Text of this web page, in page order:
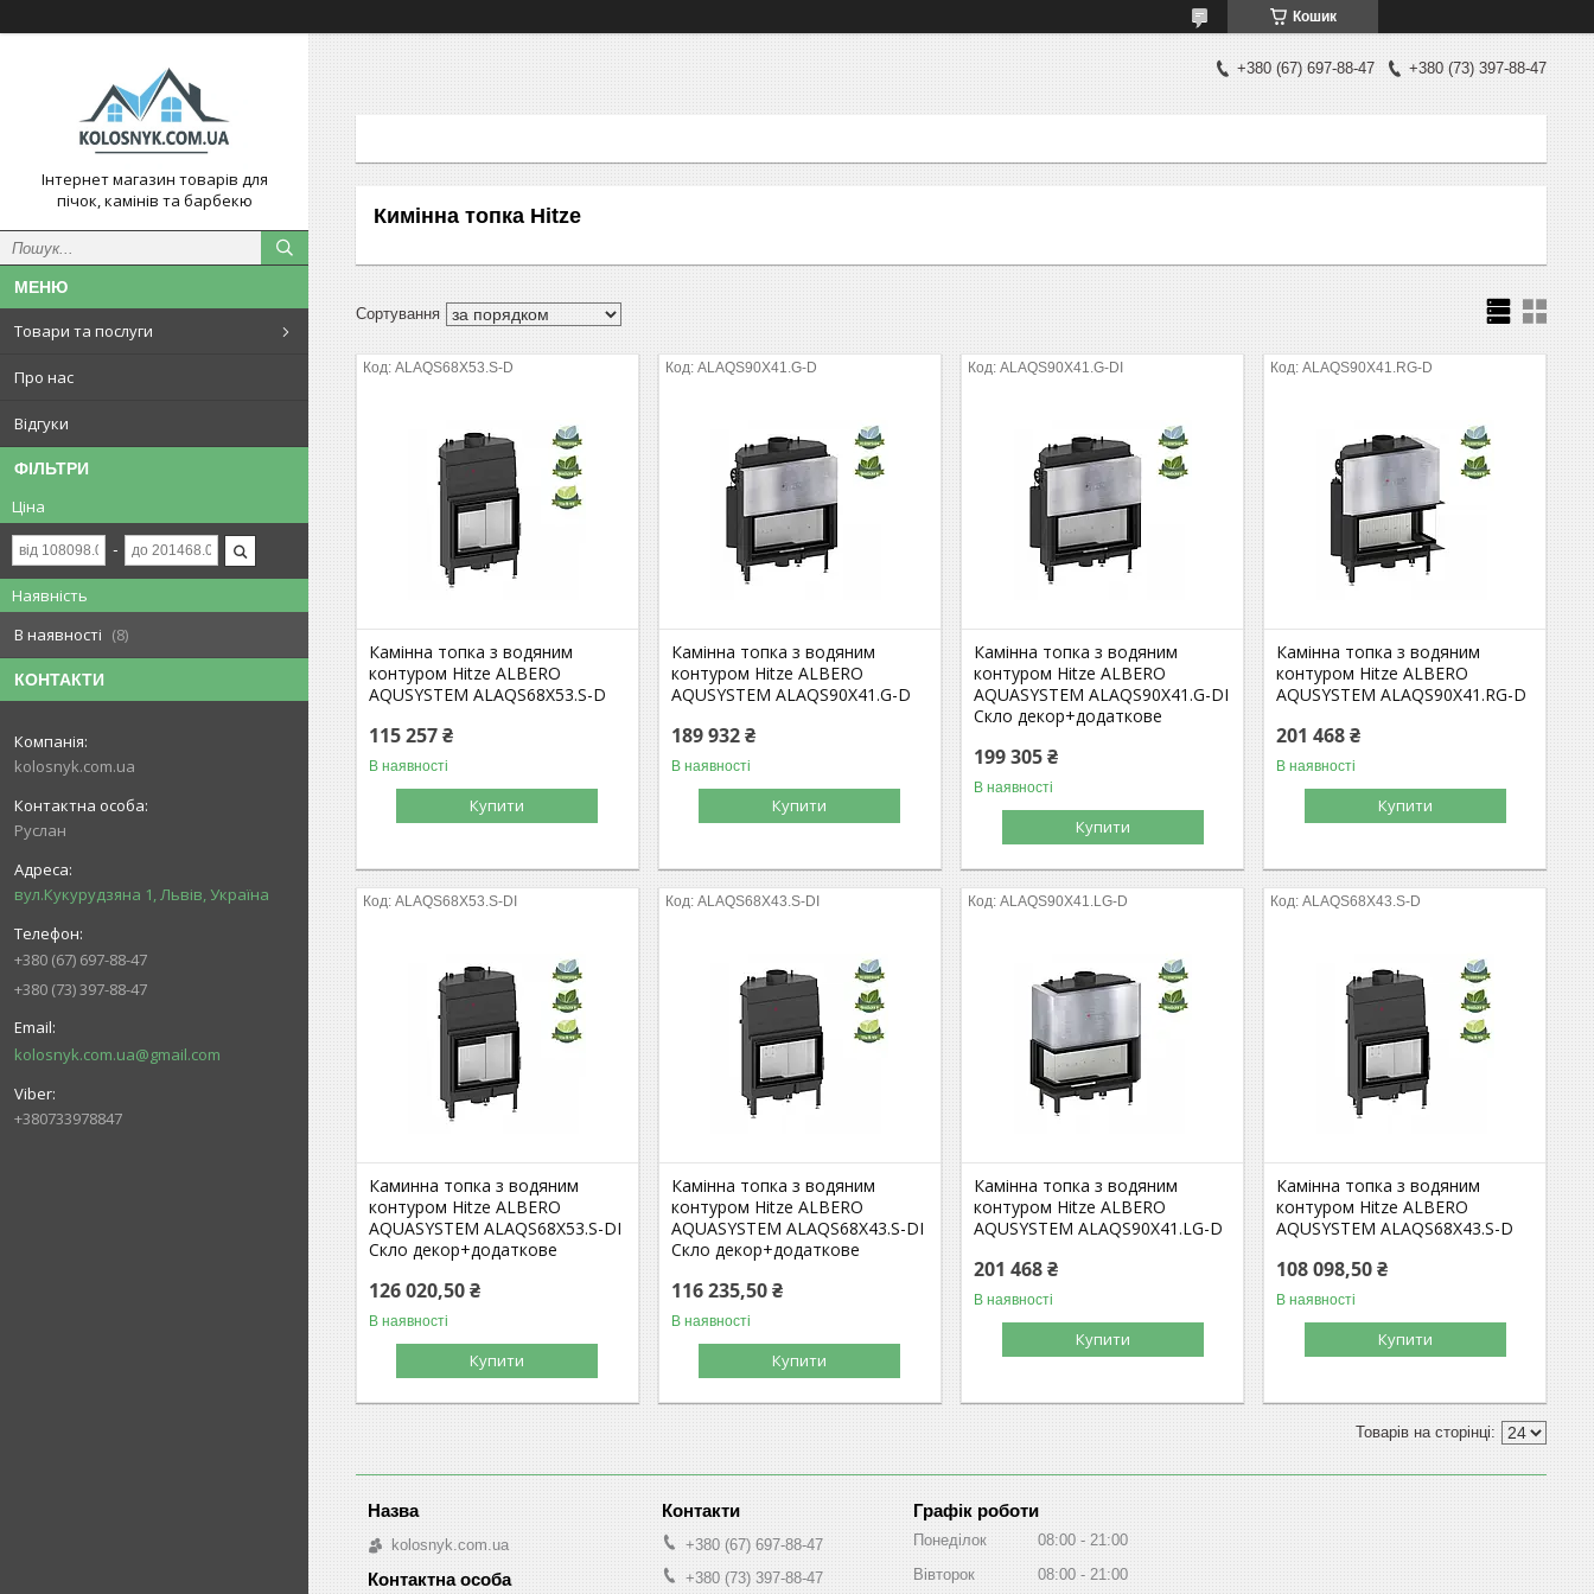
Кошик
Інтернет магазин товарів для
пічок, камінів та барбекю
Товари та послуги
Про нас
Відгуки
ФІЛЬТРИ
Ціна
Наявність
В наявності
8
КОНТАКТИ
kolosnyk.com.ua
Руслан
вул.Кукурудзяна 1, Львів, Україна
+380 (67) 697-88-47
+380 (73) 397-88-47
kolosnyk.com.ua@gmail.com
+380733978847
+380 (67) 697-88-47 +380 (73) 397-88-47
Кимінна топка Hitze
ALAQS68X53.S-D
Камінна топка з водяним
контуром Hitze ALBERO
AQUSYSTEM ALAQS68X53.S-D
115 257 ₴
В наявності
Купити
ALAQS90X41.G-D
Камінна топка з водяним
контуром Hitze ALBERO
AQUSYSTEM ALAQS90X41.G-D
189 932 ₴
В наявності
Купити
ALAQS90X41.G-DI
Камінна топка з водяним
контуром Hitze ALBERO
AQUASYSTEM ALAQS90X41.G-DI
Скло декор+додаткове
199 305 ₴
В наявності
Купити
ALAQS90X41.RG-D
Камінна топка з водяним
контуром Hitze ALBERO
AQUSYSTEM ALAQS90X41.RG-D
201 468 ₴
В наявності
Купити
ALAQS68X53.S-DI
Каминна топка з водяним
контуром Hitze ALBERO
AQUASYSTEM ALAQS68X53.S-DI
Скло декор+додаткове
126 020,50 ₴
В наявності
Купити
ALAQS68X43.S-DI
Камінна топка з водяним
контуром Hitze ALBERO
AQUASYSTEM ALAQS68X43.S-DI
Скло декор+додаткове
116 235,50 ₴
В наявності
Купити
ALAQS90X41.LG-D
Камінна топка з водяним
контуром Hitze ALBERO
AQUSYSTEM ALAQS90X41.LG-D
201 468 ₴
В наявності
Купити
ALAQS68X43.S-D
Камінна топка з водяним
контуром Hitze ALBERO
AQUSYSTEM ALAQS68X43.S-D
108 098,50 ₴
В наявності
Купити
kolosnyk.com.ua
+380 (67) 697-88-47
+380 (73) 397-88-47
Графік роботи
Понеділок 08:00
21:00
Вівторок
08:00 21:00